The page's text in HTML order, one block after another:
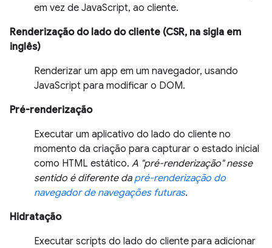
em vez de JavaScript, ao cliente.
Renderização do lado do cliente (CSR, na sigla em
inglês)
Renderizar um app em um navegador, usando
JavaScript para modificar o DOM.
Pré-renderização
Executar um aplicativo do lado do cliente no
momento da criação para capturar o estado inicial
como HTML estático. A "pré-renderização" nesse
sentido é diferente dapré-renderização do
navegador de navegações futuras.
Hidratação
Executar scripts do lado do cliente para adicionar